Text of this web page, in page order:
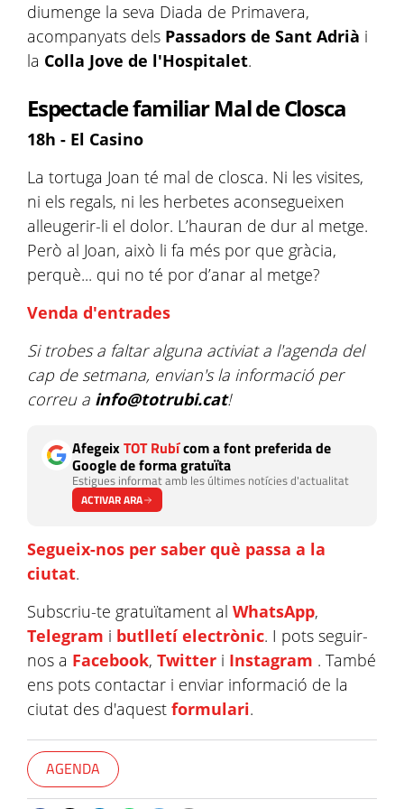
diumenge la seva Diada de Primavera,
acompanyats dels Passadors de Sant Adrià i
la Colla Jove de l'Hospitalet.
Espectacle familiar Mal de Closca
18h - El Casino
La tortuga Joan té mal de closca. Ni les visites,
ni els regals, ni les herbetes aconsegueixen
alleugerir-li el dolor. L’hauran de dur al metge.
Però al Joan, això li fa més por que gràcia,
perquè... qui no té por d’anar al metge?
Venda d'entrades
Si trobes a faltar alguna activiat a l'agenda del
cap de setmana, envian's la informació per
correu a info@totrubi.cat!
AfegeixTOT Rubícom a font preferida de
Google de forma gratuïta
Estigues informat amb les últimes notícies d'actualitat
ACTIVAR ARA
Segueix-nos per saber què passa a la
ciutat.
Subscriu-te gratuïtament al WhatsApp,
Telegram i butlletí electrònic. I pots seguir-
nos a Facebook, Twitter i Instagram . També
ens pots contactar i enviar informació de la
ciutat des d'aquest formulari.
AGENDA